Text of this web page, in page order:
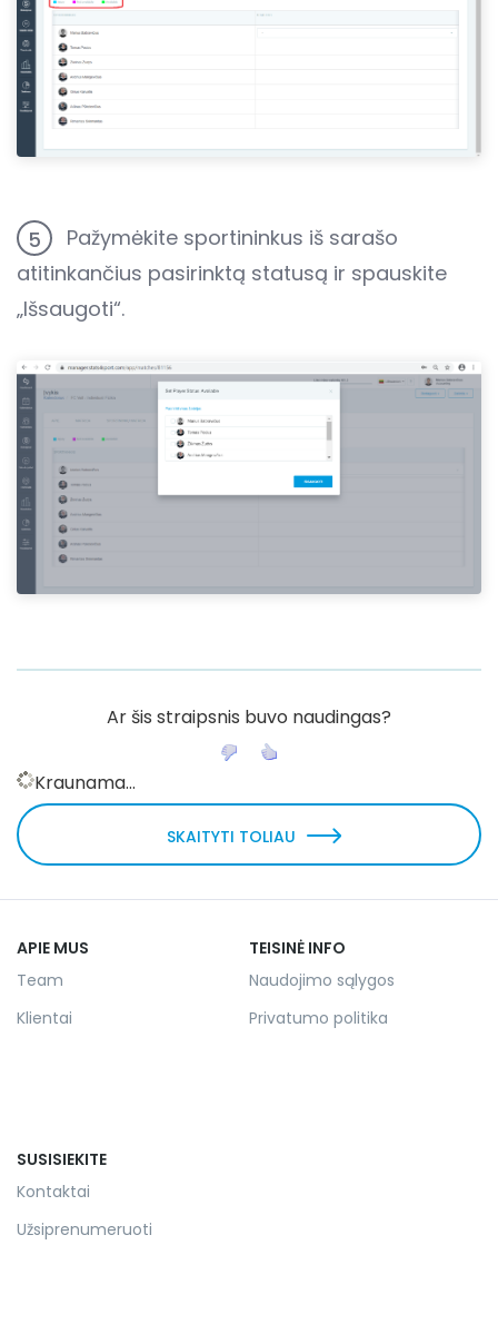
5
Pažymėkite sportininkus iš sarašo
atitinkančius pasirinktą statusą ir spauskite
„Išsaugoti“.
Ar šis straipsnis buvo naudingas?
Kraunama...
SKAITYTI TOLIAU
APIE MUS
Team
Klientai
TEISINĖ INFO
Naudojimo sąlygos
Privatumo politika
SUSISIEKITE
Kontaktai
Užsiprenumeruoti